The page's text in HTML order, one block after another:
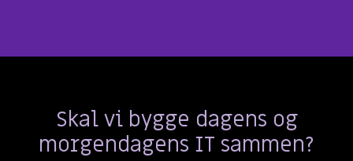
Skal vi bygge dagens og
morgendagens IT sammen?